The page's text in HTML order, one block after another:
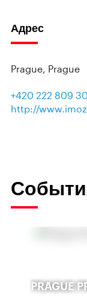
Адрес
Prague, Prague
+420 222 809
http://
PRAGUE